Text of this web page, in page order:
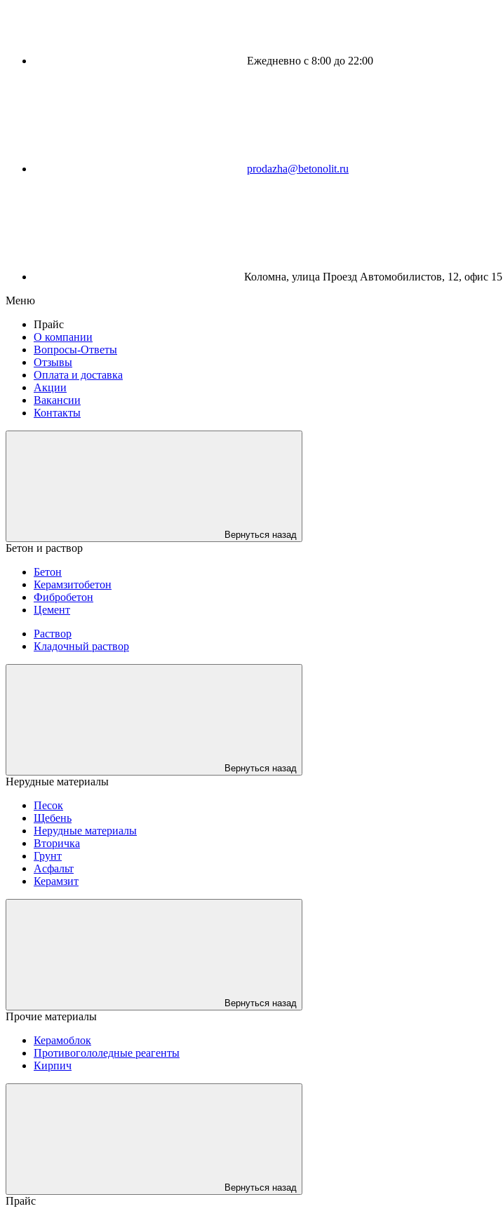
Ежедневно с 8:00 до 22:00
prodazha@betonolit.ru
Коломна, улица Проезд Автомобилистов, 12, офис 15
Меню
Прайс
О компании
Вопросы-Ответы
Отзывы
Оплата и доставка
Акции
Вакансии
Контакты
Вернуться назад
Бетон и раствор
Бетон
Керамзитобетон
Фибробетон
Цемент
Раствор
Кладочный раствор
Вернуться назад
Нерудные материалы
Песок
Щебень
Нерудные материалы
Вторичка
Грунт
Асфальт
Керамзит
Вернуться назад
Прочие материалы
Керамоблок
Противогололедные реагенты
Кирпич
Вернуться назад
Прайс